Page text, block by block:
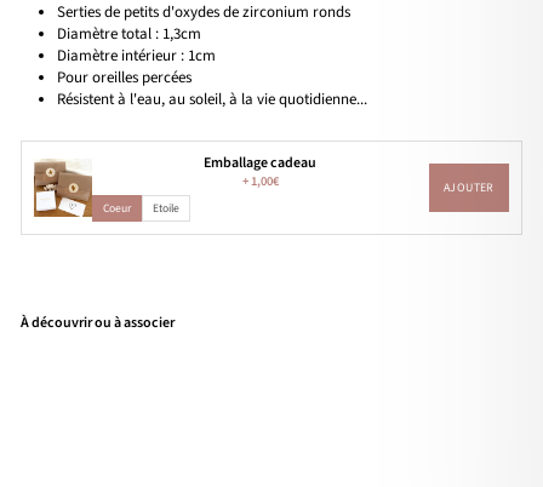
Serties de petits d'oxydes de zirconium ronds
Diamètre total : 1,3cm
Diamètre intérieur : 1cm
Pour oreilles percées
Résistent à l'eau, au soleil, à la vie quotidienne...
Emballage cadeau
+1,00€
Coeur Etoile
AJOUTER
À découvrir ou à associer